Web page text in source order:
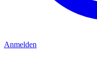
Anmelden